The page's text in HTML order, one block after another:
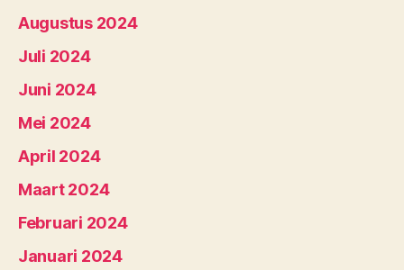
Augustus 2024
Juli 2024
Juni 2024
Mei 2024
April 2024
Maart 2024
Februari 2024
Januari 2024